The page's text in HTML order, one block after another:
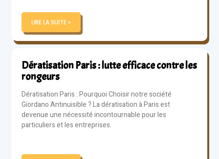
LIRE LA SUITE »
Dératisation Paris : lutte efficace contre les
rongeurs
Dératisation Paris : Pourquoi Choisir notre société
Giordano Antinuisible ? La dératisation à Paris est
devenue une nécessité incontournable pour les
particuliers et les entreprises.